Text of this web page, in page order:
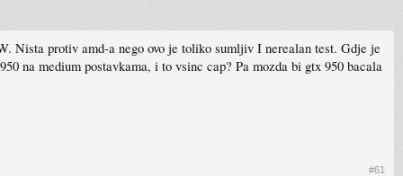
Nista protiv amd-a nego ovo je toliko sumljiv I nerealan test. Gdje je
na medium postavkama, i to vsinc cap? Pa mozda bi gtx 950 bacala
#61